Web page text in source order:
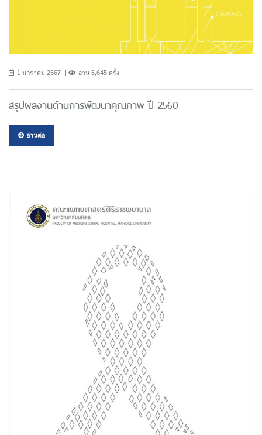
1 มกราคม 2567 อ่าน 5,645 ครั้ง
สรุปผลงานด้านการพัฒนาคุณภาพ ปี 2560
อ่านต่อ